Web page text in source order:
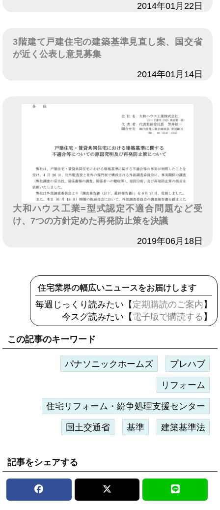
2014年01月22日
3階建て戸建住宅の建築基準見直し案、国交省
が近く公表し意見募集
2014年01月14日
大和ハウス工業=型式認定不適合問題など受
け、7つの方針定めた再発防止策を決議
2019年06月18日
住宅業界の幅広いニュースをお届けします
毎週じっくり読みたい【 定期購読のご案内 】
今スグ読みたい【 電子版で購読する 】
この記事のキーワード
パナソニックホームズ プレハブ
リフォーム
住宅リフォーム・紛争処理支援センター
国土交通省 基準 建築基準法
記事をシェアする